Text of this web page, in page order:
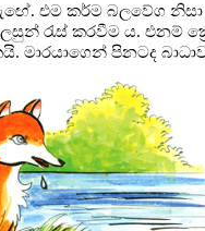
එම කර්ම බලවේග නිසා
රැස් කරවීම ය. එනම්
මාරයාගෙන් පිනටද